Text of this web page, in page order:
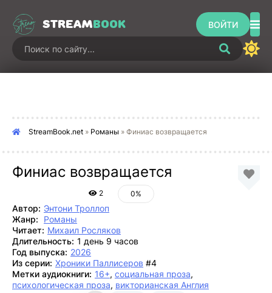
STREAMBOOK ВОЙТИ
StreamBook.net » Романы » Финиас возвращается
Финиас возвращается
2 0%
Автор: Энтони Троллоп
Жанр:
Романы
Читает: Михаил Росляков
Длительность: 1 день 9 часов
Год выпуска: 2026
Из серии: Хроники Паллисеров #4
Метки аудиокниги: 16+, социальная проза,
психологическая проза, викторианская Англия